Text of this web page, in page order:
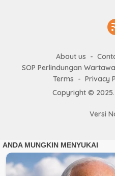
About us
SOP Perlindungan
Terms
Privacy
Copyright © 2025.
Versi